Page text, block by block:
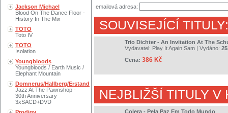
Jackson Michael
Blood On The Dance Floor -
History In The Mix
TOTO
Toto IV
TOTO
Isolation
Youngbloods
Youngbloods / Earth Music /
Elephant Mountain
Domnerus/Hallberg/Erstand
Jazz At The Pawnshop -
30th Anniversary
3xSACD+DVD
emailová adresa:
SOUVISEJÍCÍ TITULY:
Trio Dichter - An Invitation At The
Vydavatel: Play It Again Sam | Vydáno:
Cena: 386 Kč
NEJBLIŽŠÍ TITULY V
Colera - Pela Paz Em Todo Mundo